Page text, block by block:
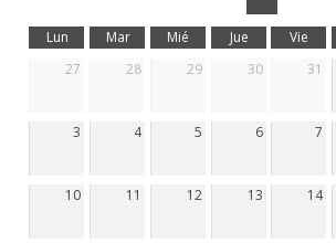
Lun Mar Mié Jue Vie
27
28 29 30 31
3 4 5 6 7
10 11 12 13 14